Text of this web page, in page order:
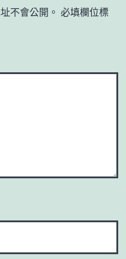
不會公開。 必填欄位標